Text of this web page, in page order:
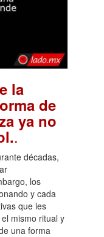
la
de
ya no
.
décadas,
los
y cada
que les
mismo ritual y
una forma